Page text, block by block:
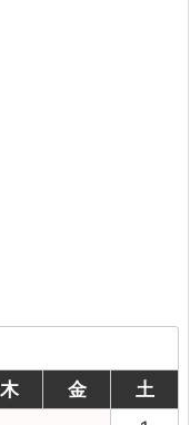
木 金
土